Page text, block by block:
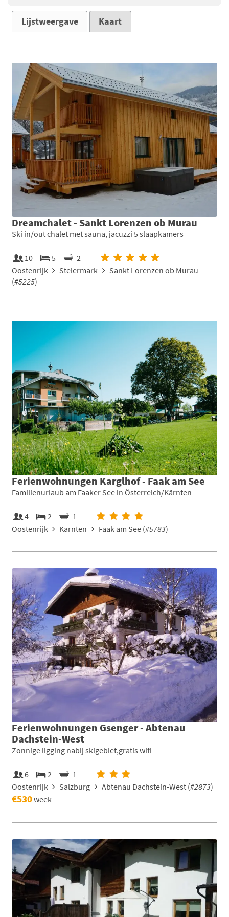
Lijstweergave Kaart
Dreamchalet - Sankt Lorenzen ob Murau
Ski in/out chalet met sauna, jacuzzi 5 slaapkamers
10 5
2
Oostenrijk
Steiermark
Sankt Lorenzen ob Murau
(#5225)
Ferienwohnungen Karglhof - Faak am See
Familienurlaub am Faaker See in Österreich/Kärnten
4 2
1
Oostenrijk
Karnten Faak am See (#5783)
Ferienwohnungen Gsenger - Abtenau
Dachstein-West
Zonnige ligging nabij skigebiet,gratis wifi
6 2
1
Oostenrijk
Salzburg Abtenau Dachstein-West (#2873)
€530week